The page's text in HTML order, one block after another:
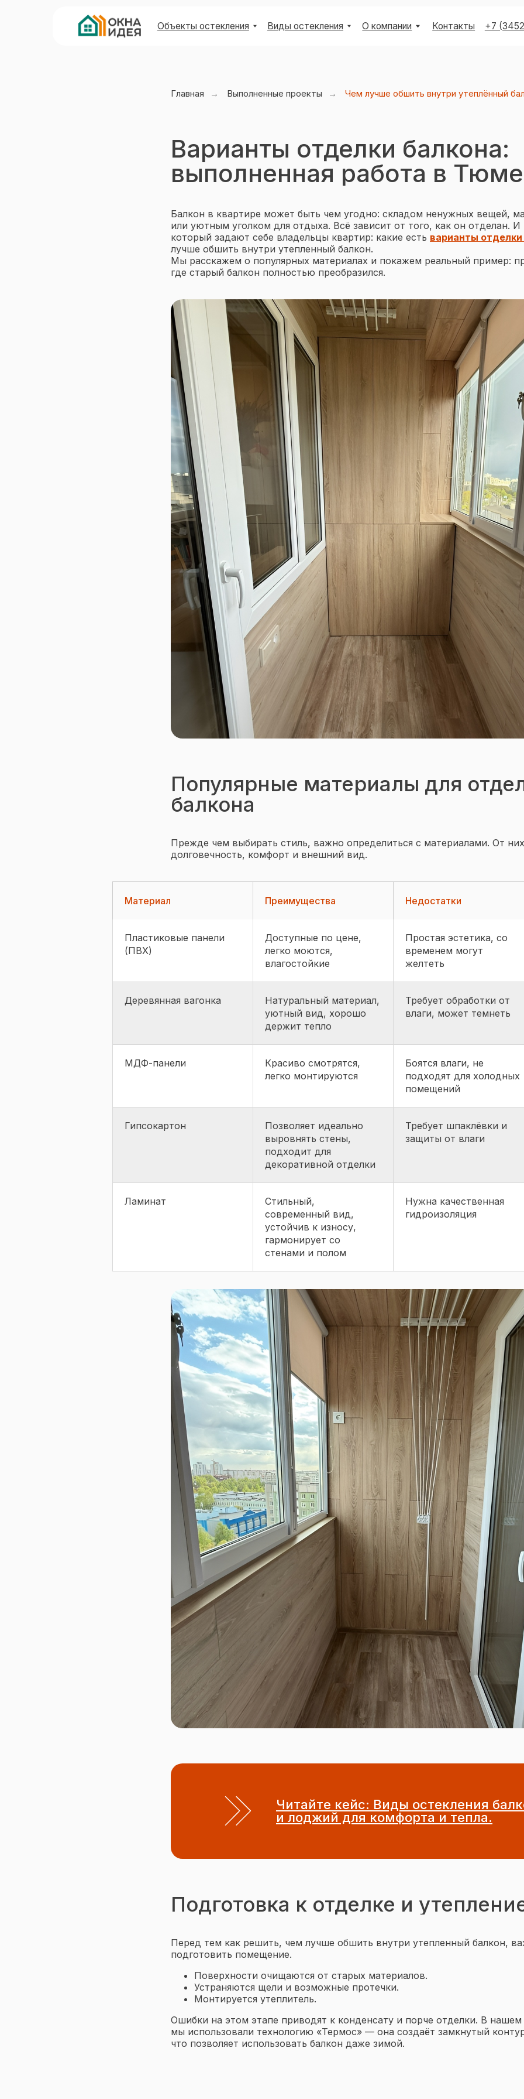
+7 (3452) 53-03-73
Объекты остекления Виды остекления О компании Контакты
Главная → Выполненные проекты → Чем лучше обшить внутри утеплённый
Варианты отделки балкона:
выполненная работа в
Балкон в квартире может быть чем угодно: складом ненужных вещей,
или уютным уголком для отдыха. Всё зависит от того, как он отделан.
который задают себе владельцы квартир: какие есть варианты отделки
лучше обшить внутри утепленный балкон.
Мы расскажем о популярных материалах и покажем реальный пример:
где старый балкон полностью преобразился.
Популярные материалы для
балкона
Прежде чем выбирать стиль, важно определиться с материалами. От
долговечность, комфорт и внешний вид.
Материал Преимущества Недостатки
Пластиковые панели
(ПВХ)
Доступные по цене,
легко моются,
влагостойкие
Простая эстетика, со
временем могут
желтеть
Деревянная вагонка
Натуральный материал,
уютный вид, хорошо
держит тепло
Требует обработки от
влаги, может темнеть
МДФ-панели
Красиво смотрятся,
легко монтируются
Боятся влаги, не
подходят для холодных
помещений
Гипсокартон
Позволяет идеально
выровнять стены,
подходит для
декоративной отделки
Требует шпаклёвки и
защиты от влаги
Ламинат
Стильный,
современный вид,
устойчив к износу,
гармонирует со
стенами и полом
Нужна качественная
гидроизоляция
Читайте кейс: Виды остекления
и лоджий для комфорта и тепла.
Подготовка к отделке и
Перед тем как решить, чем лучше обшить внутри утепленный балкон,
подготовить помещение.
Поверхности очищаются от старых материалов.
Устраняются щели и возможные протечки.
Монтируется утеплитель.
Ошибки на этом этапе приводят к конденсату и порче отделки. В нашем
мы использовали технологию «Термос» — она создаёт замкнутый
что позволяет использовать балкон даже зимой.